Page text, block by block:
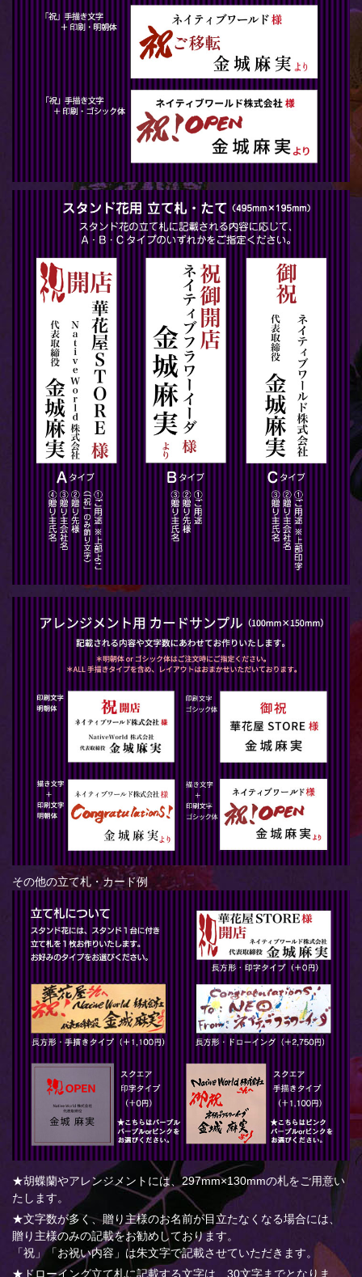
その他の立て札・カード例
★胡蝶蘭やアレンジメントには、297mm×130mmの札をご用意い
たします。
★文字数が多く、贈り主様のお名前が目立たなくなる場合には、
贈り主様のみの記載をお勧めしております。
「祝」「お祝い内容」は朱文字で記載させていただきます。
★ドローイング立て札に記載する文字は、30文字までとなりま